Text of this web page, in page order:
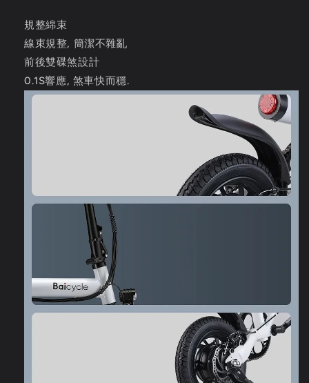
規整綿束
線束規整, 簡潔不雜亂
前後雙碟煞設計
0.1S響應, 煞車快而穩.